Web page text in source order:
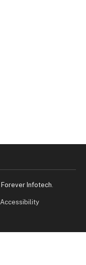
Forever Infotech
Accessibility